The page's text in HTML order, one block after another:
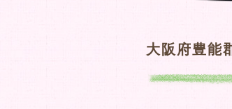
大阪府豊能